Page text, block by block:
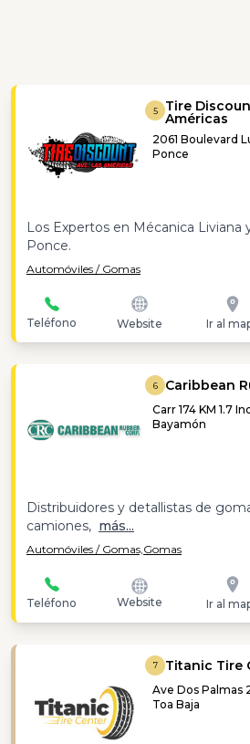
5 Tire
Américas
2061 Boulevard
Ponce
Los Expertos en Mécanica Liviana
Ponce.
Automóviles / Gomas
Teléfono Website Ir al
6 Caribbean
Carr 174 KM 1.7
Bayamón
Distribuidores y detallistas de
camiones, más...
Automóviles / Gomas, Gomas
Teléfono Website Ir al
7 Titanic Tire
Ave Dos Palmas
Toa Baja